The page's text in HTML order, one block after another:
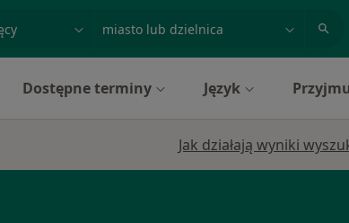
Dostępne terminy Język
Jak działają wyniki